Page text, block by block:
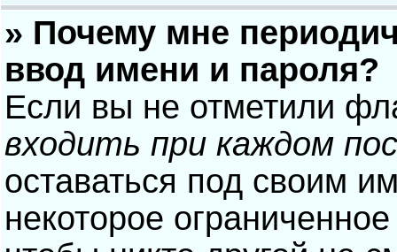
» Почему мне
ввод имени и пароля?
Если вы не отметили
входить при каждом
оставаться под своим
некоторое